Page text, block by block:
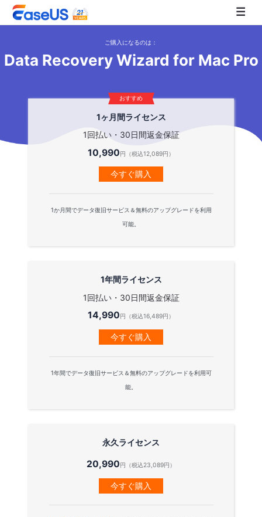
EaseUS
ご購入になるのは：
Data Recovery Wizard for Mac Pro
おすすめ
1ヶ月間ライセンス
1回払い・30日間返金保証
10,990円（税込12,089円）
今すぐ購入
1か月間でデータ復旧サービス＆無料のアップグレードを利用
可能。
1年間ライセンス
1回払い・30日間返金保証
14,990円（税込16,489円）
今すぐ購入
1年間でデータ復旧サービス＆無料のアップグレードを利用可
能。
永久ライセンス
20,990円（税込23,089円）
今すぐ購入